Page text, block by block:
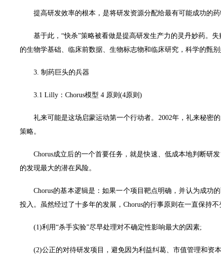
提高研发效率的根本，是将研发资源分配给最有可能成功的药
基于此，“快杀”策略被看做是提高研发生产力的灵丹妙药。失
的生物学基础、临床前数据、生物标志物和临床研究，科学的甄
3. 制药巨头的兵器
3.1 Lilly：Chorus模型 4 原则(4原则)
礼来可能是这场启蒙运动第一个行动者。2002年，礼来秘密的
策略。
Chorus成立后的一个首要任务，就是快速、低成本地判断研发
的发现最大的潜在风险。
Chorus的基本逻辑是：如果一个项目靶点明确，并认为成功的
投入。虽然经过了十多年的发展，Chorus的行事原则在一直保持不
(1)利用“杀手实验”尽早处理对不确定性影响最大的因素;
(2)公正的对待研发项目，避免因为利益纠葛、市值管理和资